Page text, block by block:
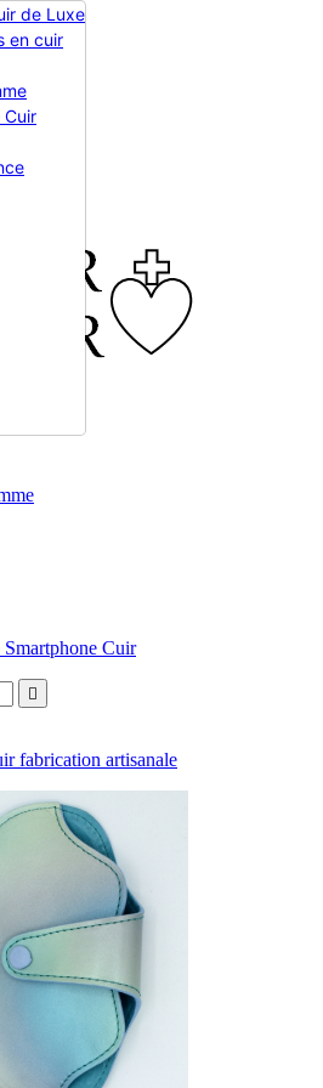
de Luxe
en cuir
Cuir
Cuir

fabrication artisanale